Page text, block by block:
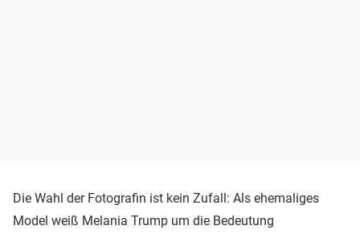
Die Wahl der Fotografin ist kein Zufall: Als ehemaliges
Model weiß Melania Trump um die Bedeutung